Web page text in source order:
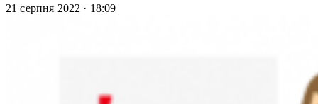
21 серпня 2022 · 18:09